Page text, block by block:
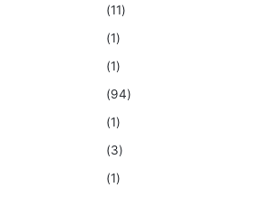
(11)
(1)
(1)
(94)
(1)
(3)
(1)